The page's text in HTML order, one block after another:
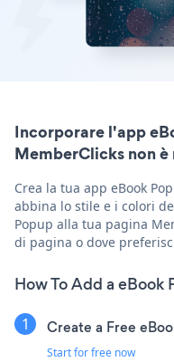
Incorporare l'app
MemberClicks non
Crea la tua app eBook
abbina lo stile e i colori
Popup alla tua pagina
di pagina o dove
How To Add a
Create a Free
Start for free now